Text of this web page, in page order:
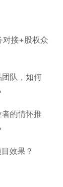
对接+股权众
队，如何
的情怀推
效果？